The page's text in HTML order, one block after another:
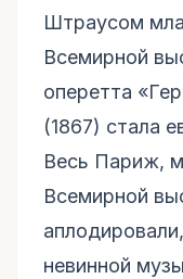
Штраусом
Всемирной
оперетта
(1867) стала
Весь Париж,
Всемирной
невинной